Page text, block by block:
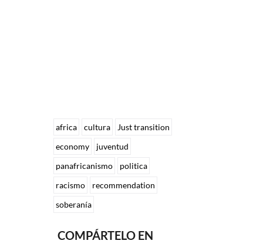
africa cultura
Just transition
economy
juventud
panafricanismo
politica
racismo
recommendation
soberanía
COMPÁRTELO EN